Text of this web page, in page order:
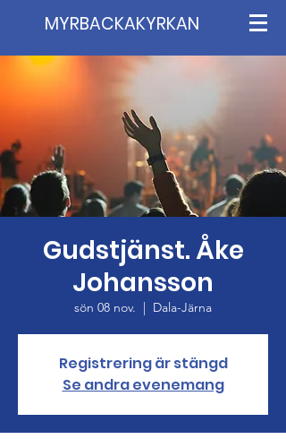
MYRBACKAKYRKAN
Gudstjänst. Åke
Johansson
sön 08 nov.
  |
Dala-Järna
Registrering är stängd
Se andra evenemang